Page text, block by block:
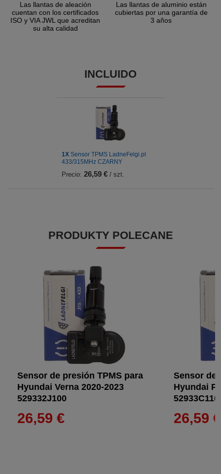
Las llantas de aleación
cuentan con los certificados
ISO y VIA JWL que acreditan
su alta calidad
Las llantas de aluminio están
cubiertas por una garantía de
3 años
INCLUIDO
1X Sensor TPMS LadneFelgi.pl
433/315MHz CZARNY
Precio: 26,59 €/ szt.
PRODUKTY POLECANE
Sensor de presión TPMS para
Hyundai Verna 2020-2023
529332J100
26,59 €
Sensor de
Hyundai
26,59 €